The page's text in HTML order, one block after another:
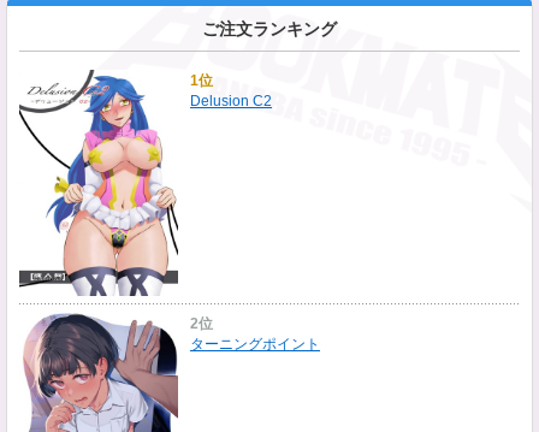
ご注文ランキング
1位
Delusion C2
2位
ターニングポイント